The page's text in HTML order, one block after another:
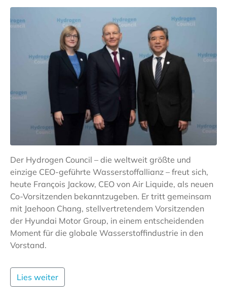
Der Hydrogen Council – die weltweit größte und
einzige CEO-geführte Wasserstoffallianz – freut sich,
heute François Jackow, CEO von Air Liquide, als neuen
Co-Vorsitzenden bekanntzugeben. Er tritt gemeinsam
mit Jaehoon Chang, stellvertretendem Vorsitzenden
der Hyundai Motor Group, in einem entscheidenden
Moment für die globale Wasserstoffindustrie in den
Vorstand.
Lies weiter